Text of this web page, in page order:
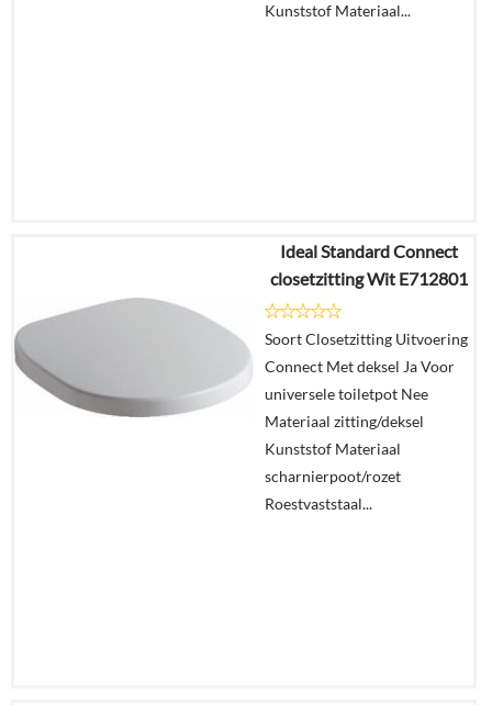
Kunststof Materiaal...
€200,68
€150,18
Details
In
winkelmand
Ideal Standard Connect
closetzitting Wit E712801
Soort Closetzitting Uitvoering
Connect Met deksel Ja Voor
universele toiletpot Nee
Materiaal zitting/deksel
Kunststof Materiaal
scharnierpoot/rozet
Roestvaststaal...